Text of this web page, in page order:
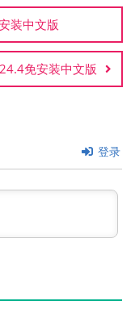
装中文版
免安装中文版
登录